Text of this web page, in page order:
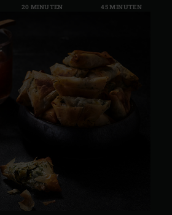
20 MINUTEN
45 MINUTEN